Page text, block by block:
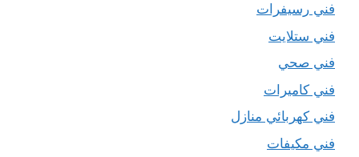
فني رسيفرات
فني ستلايت
فني صحي
فني كاميرات
فني كهربائي منازل
فني مكيفات